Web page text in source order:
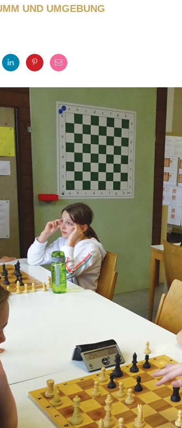
UND UMGEBUNG